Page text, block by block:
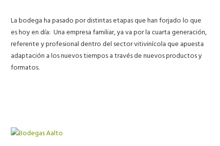
La bodega ha pasado por distintas etapas que han forjado lo que
es hoy en día: Una empresa familiar, ya va por la cuarta generación,
referente y profesional dentro del sector vitivinícola que apuesta
adaptación a los nuevos tiempos a través de nuevos productos y
formatos.